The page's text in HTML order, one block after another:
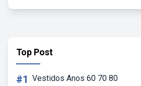
Top Post
#1 Vestidos Anos 60 70 80